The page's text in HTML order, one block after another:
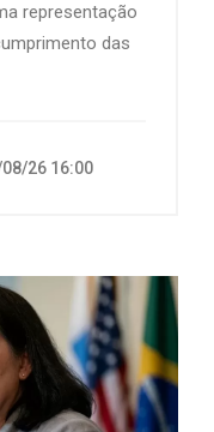
representação
das
26 16:00